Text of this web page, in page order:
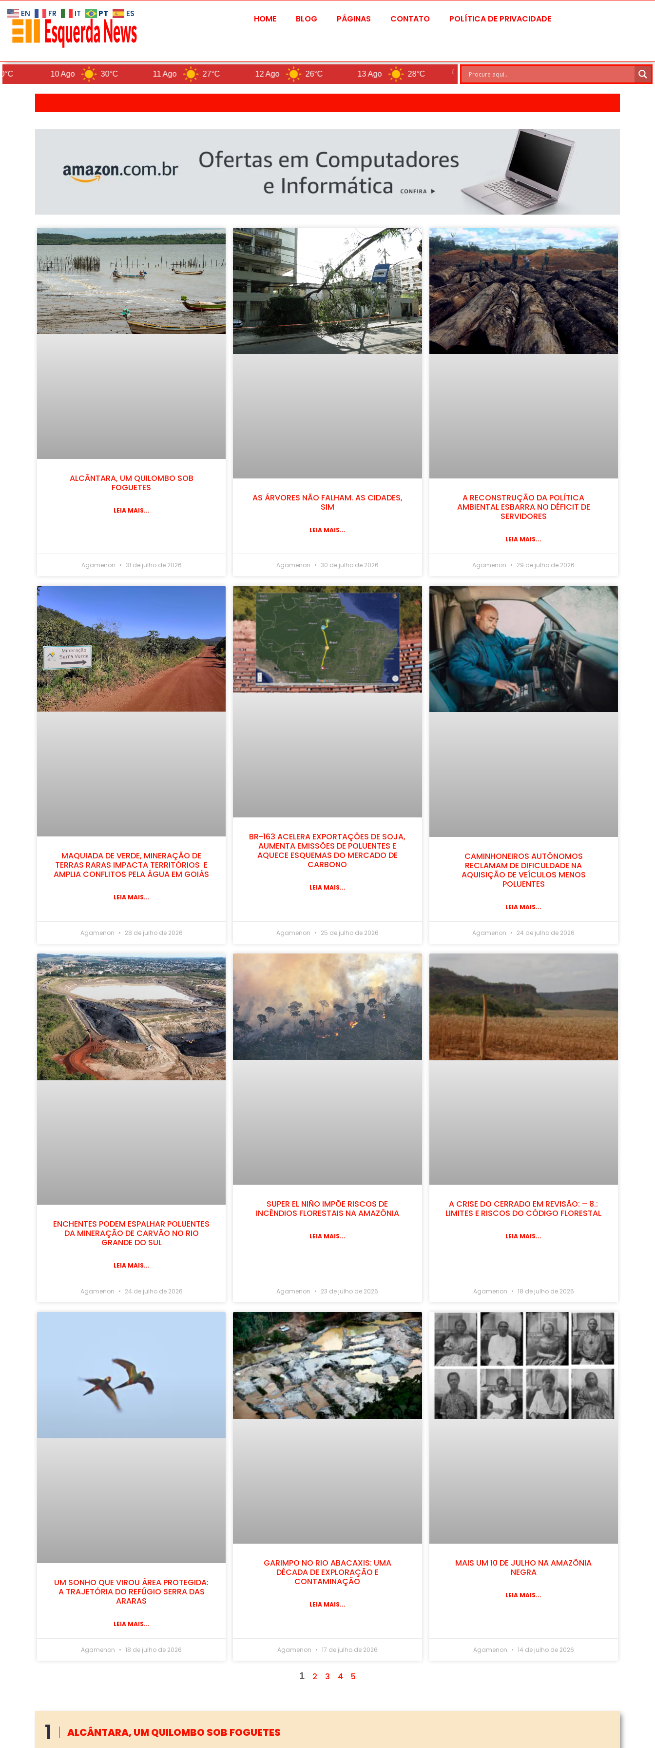
HOME BLOG PÁGINAS CONTATO POLÍTICA DE PRIVACIDADE
30°C 11 Ago 27°C 12 Ago 26°C 13 Ago 28°C Brasilia 8 Ago
ALCÂNTARA, UM QUILOMBO SOB
FOGUETES
LEIA MAIS...
Agamenon 31 de julho de 2026
AS ÁRVORES NÃO FALHAM. AS CIDADES,
SIM
LEIA MAIS...
Agamenon 30 de julho de 2026
A RECONSTRUÇÃO DA POLÍTICA
AMBIENTAL ESBARRA NO DÉFICIT DE
SERVIDORES
LEIA MAIS...
Agamenon 29 de julho de 2026
MAQUIADA DE VERDE, MINERAÇÃO DE
TERRAS RARAS IMPACTA TERRITÓRIOS E
AMPLIA CONFLITOS PELA ÁGUA EM GOIÁS
LEIA MAIS...
Agamenon 28 de julho de 2026
BR-163 ACELERA EXPORTAÇÕES DE SOJA,
AUMENTA EMISSÕES DE POLUENTES E
AQUECE ESQUEMAS DO MERCADO DE
CARBONO
LEIA MAIS...
Agamenon 25 de julho de 2026
CAMINHONEIROS AUTÔNOMOS
RECLAMAM DE DIFICULDADE NA
AQUISIÇÃO DE VEÍCULOS MENOS
POLUENTES
LEIA MAIS...
Agamenon 24 de julho de 2026
ENCHENTES PODEM ESPALHAR POLUENTES
DA MINERAÇÃO DE CARVÃO NO RIO
GRANDE DO SUL
LEIA MAIS...
Agamenon 24 de julho de 2026
SUPER EL NIÑO IMPÕE RISCOS DE
INCÊNDIOS FLORESTAIS NA AMAZÔNIA
LEIA MAIS...
Agamenon 23 de julho de 2026
A CRISE DO CERRADO EM REVISÃO: – 8.:
LIMITES E RISCOS DO CÓDIGO FLORESTAL
LEIA MAIS...
Agamenon 18 de julho de 2026
UM SONHO QUE VIROU ÁREA PROTEGIDA:
A TRAJETÓRIA DO REFÚGIO SERRA DAS
ARARAS
LEIA MAIS...
Agamenon 18 de julho de 2026
GARIMPO NO RIO ABACAXIS: UMA
DÉCADA DE EXPLORAÇÃO E
CONTAMINAÇÃO
LEIA MAIS...
Agamenon 17 de julho de 2026
MAIS UM 10 DE JULHO NA AMAZÔNIA
NEGRA
LEIA MAIS...
Agamenon 14 de julho de 2026
1 2 3 4 5
2 AS ÁRVORES NÃO FALHAM. AS CIDADES, SIM
EN FR IT PT ES